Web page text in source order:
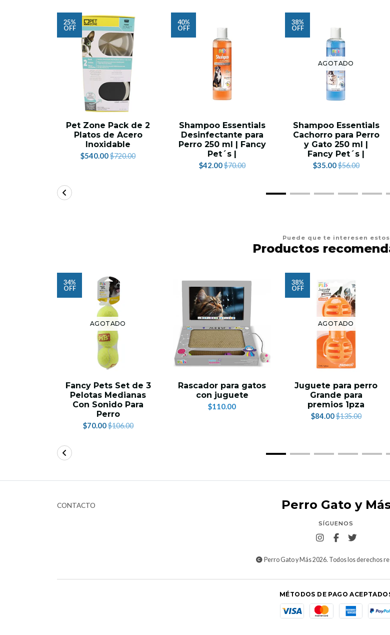
25%
OFF
Pet Zone Pack de 2
Platos de Acero
Inoxidable
$540.00$720.00
40%
OFF
Shampoo Essentials
Desinfectante para
Perro 250 ml | Fancy
Pet´s |
$42.00$70.00
38%
OFF
AGOTADO
Shampoo Essentials
Cachorro para Perro
y Gato 250 ml |
Fancy Pet´s |
$35.00$56.00
Puede que te interesen estos
Productos
34%
OFF
AGOTADO
Fancy Pets Set de 3
Pelotas Medianas
Con Sonido Para
Perro
$70.00$106.00
Rascador para gatos
con juguete
$110.00
38%
OFF
AGOTADO
Juguete para perro
Grande para
premios 1pza
$84.00$135.00
Perro Gato y
SÍGUENOS
Perro Gato y Más 2026. Todos los derechos
CONTACTO
MÉTODOS DE PAGO